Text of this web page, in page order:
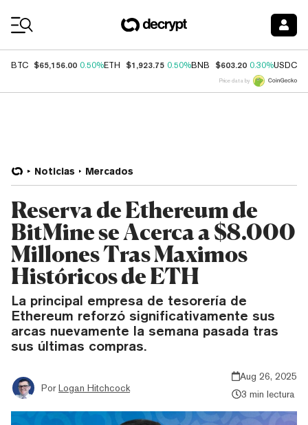
BTC $65,156.00 0.50%ETH $1,923.75 0.50%BNB $603.20 0.30%USDC
Price data by
Noticias Mercados
Reserva de Ethereum de
BitMine se Acerca a $8.000
Millones Tras Maximos
Históricos de ETH
La principal empresa de tesorería de
Ethereum reforzó significativamente sus
arcas nuevamente la semana pasada tras
sus últimas compras.
Por Logan Hitchcock
Aug 26, 2025
3 min lectura